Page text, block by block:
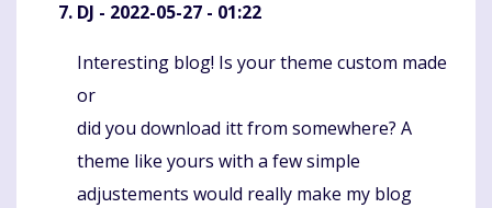
DJ - 2022-05-27 - 01:22
Komentaras
Interesting blog! Is your theme custom made
or
did you download itt from somewhere? A
theme like yours with a few simple
adjustements would really make my blog